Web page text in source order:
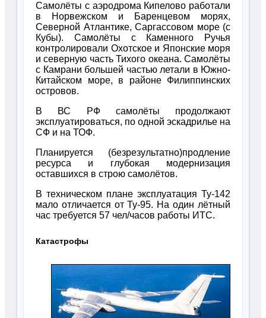
Самолёты с аэродрома Кипелово работали
в Норвежском и Баренцевом морях,
Северной Атлантике, Саргассовом море (с
Кубы). Самолёты с Каменного Ручья
контролировали Охотское и Японские моря
и северную часть Тихого океана. Самолёты
с Камрани большей частью летали в Южно-
Китайском море, в районе Филиппинских
островов.
В ВС РФ самолёты продолжают
эксплуатироваться, по одной эскадрилье на
СФ и на ТОФ.
Планируется (безрезультатно)продление
ресурса и глубокая модернизация
оставшихся в строю самолётов.
В техническом плане эксплуатация Ту-142
мало отличается от Ту-95. На один лётный
час требуется 57 чел/часов работы ИТС.
Катастрофы